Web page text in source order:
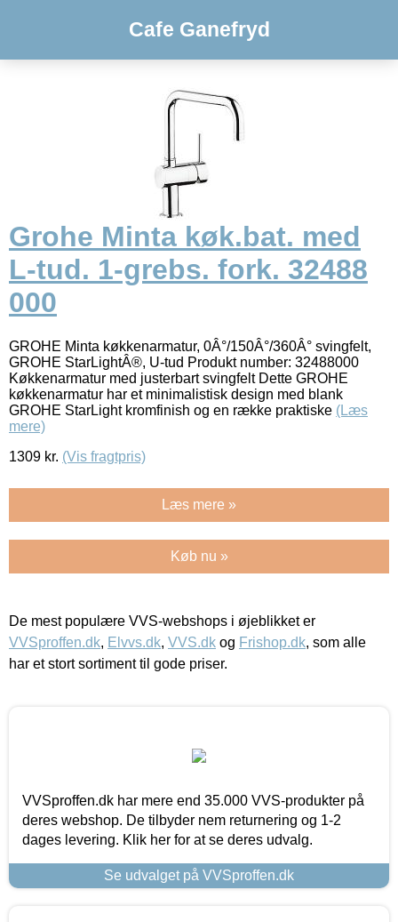
Cafe Ganefryd
Grohe Minta køk.bat. med
L-tud. 1-grebs. fork. 32488
000
GROHE Minta køkkenarmatur, 0Â°/150Â°/360Â° svingfelt,
GROHE StarLightÂ®, U-tud Produkt number: 32488000
Køkkenarmatur med justerbart svingfelt Dette GROHE
køkkenarmatur har et minimalistisk design med blank
GROHE StarLight kromfinish og en række praktiske (Læs
mere)
1309 kr. (Vis fragtpris)
Læs mere »
Køb nu »
De mest populære VVS-webshops i øjeblikket er
VVSproffen.dk, Elvvs.dk, VVS.dk og Frishop.dk, som alle
har et stort sortiment til gode priser.
VVSproffen.dk har mere end 35.000 VVS-produkter på
deres webshop. De tilbyder nem returnering og 1-2
dages levering. Klik her for at se deres udvalg.
Se udvalget på VVSproffen.dk